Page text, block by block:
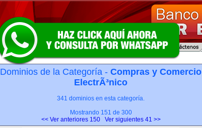
Dominios de la Categoría - Compras y Comercio
ElectrÃ³nico
341 dominios en esta categoría.
Mostrando 151 de 300
<< Ver anteriores 150
Ver siguientes 41 >>